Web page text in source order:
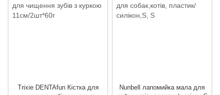
Trixie DENTAfun Кістка для
Nunbell лапомийка мала для